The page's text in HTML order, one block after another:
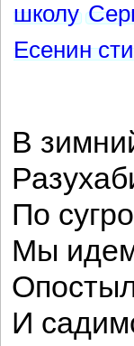
школу
Есенин
В
По
Мы
И